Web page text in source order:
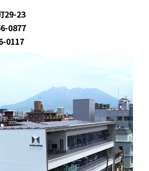
29-23
0877
0117